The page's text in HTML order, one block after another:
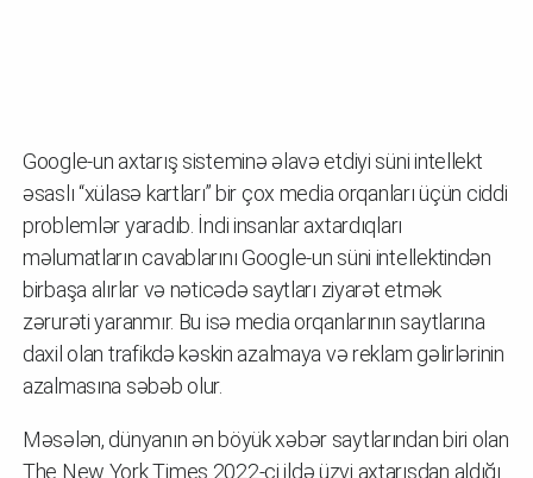
Google-un axtarış sisteminə əlavə etdiyi süni intellekt
əsaslı “xülasə kartları” bir çox media orqanları üçün ciddi
problemlər yaradıb. İndi insanlar axtardıqları
məlumatların cavablarını Google-un süni intellektindən
birbaşa alırlar və nəticədə saytları ziyarət etmək
zərurəti yaranmır. Bu isə media orqanlarının saytlarına
daxil olan trafikdə kəskin azalmaya və reklam gəlirlərinin
azalmasına səbəb olur.
Məsələn, dünyanın ən böyük xəbər saytlarından biri olan
The New York Times 2022-ci ildə üzvi axtarışdan aldığı